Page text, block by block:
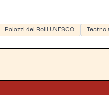
Palazzi dei Rolli UNESCO Teatro